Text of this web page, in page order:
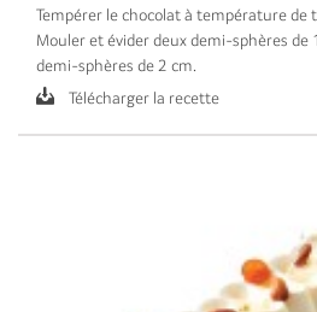
Tempérer le chocolat à température de
Mouler et évider deux demi-sphères de
demi-sphères de 2 cm.
Télécharger la recette